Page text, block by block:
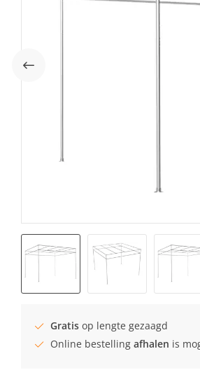
Gratis op lengte gezaagd
Online bestelling afhalen is